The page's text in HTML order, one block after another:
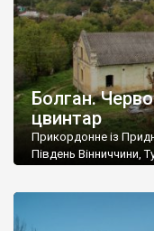
Болган.
цвинтар
Прикордонне із
Південь Вінниччини,
старовинний цвинтар
збереглися,